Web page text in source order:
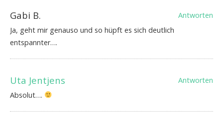
Gabi B.
Antworten
Ja, geht mir genauso und so hüpft es sich deutlich
entspannter….
Uta Jentjens
Antworten
Absolut….